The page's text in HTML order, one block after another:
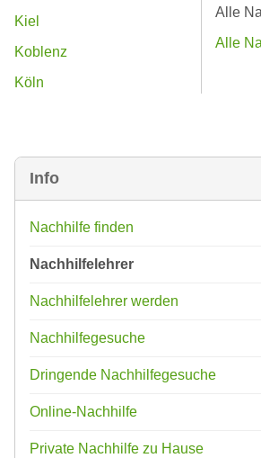
Info
Nachhilfe finden
Nachhilfelehrer
Nachhilfelehrer werden
Nachhilfegesuche
Dringende Nachhilfegesuche
Online-Nachhilfe
Private Nachhilfe zu Hause
Kiel
Koblenz
Köln
Alle
Alle